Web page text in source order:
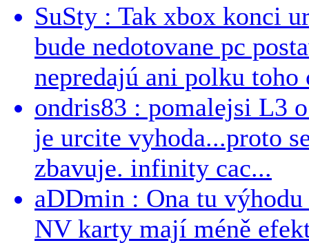
SuSty : Tak xbox konci
bude nedotovane pc
nepredajú ani polku toho
ondris83 : pomalejsi L3
je urcite vyhoda...proto
zbavuje. infinity cac...
aDDmin : Ona tu
NV karty mají méně